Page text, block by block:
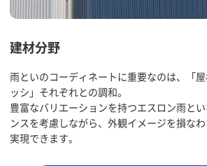
建材分野
雨といのコーディネートに重要なのは、「
ッシ」それぞれとの調和。
豊富なバリエーションを持つエスロン雨と
ンスを考慮しながら、外観イメージを損な
実現できます。